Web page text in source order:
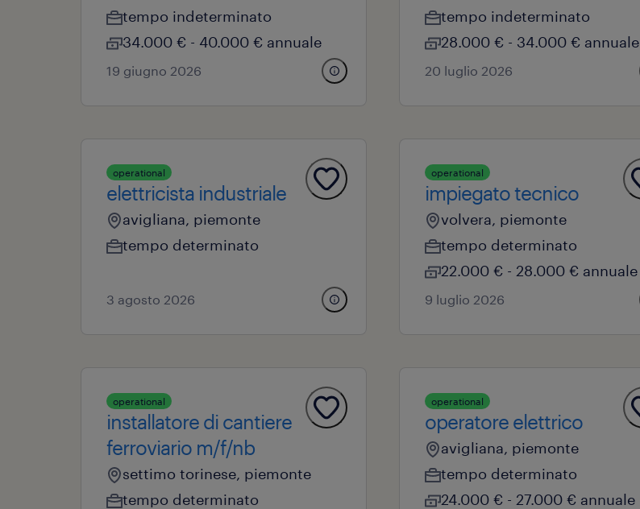
tempo indeterminato
34.000 € - 40.000 € annuale
19 giugno 2026
tempo indeterminato
28.000 € - 34.000 € annuale
20 luglio 2026
operational
elettricista industriale
avigliana, piemonte
tempo determinato
3 agosto 2026
operational
impiegato tecnico
volvera, piemonte
tempo determinato
22.000 € - 28.000 € annuale
9 luglio 2026
operational
installatore di cantiere
ferroviario m/f/nb
settimo torinese, piemonte
tempo determinato
operational
operatore elettrico
avigliana, piemonte
tempo determinato
24.000 € - 27.000 € annuale